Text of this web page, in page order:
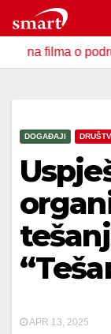
to
contento područjima
DOGAĐAJI
APR 13, 2025